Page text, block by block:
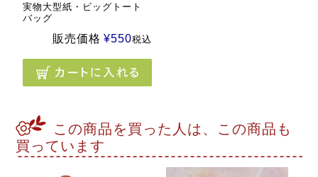
実物大型紙・ビッグトート
バッグ
販売価格 ¥550税込
この商品を買った人は、この商品も
買っています